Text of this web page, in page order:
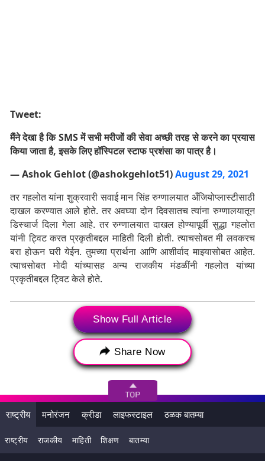
Tweet:
मैंने देखा है कि SMS में सभी मरीजों की सेवा अच्छी तरह से करने का प्रयास
किया जाता है, इसके लिए हॉस्पिटल स्टाफ प्रशंसा का पात्र है।
— Ashok Gehlot (@ashokgehlot51)August 29, 2021
तर गहलोत यांना शुक्रवारी सवाई मान सिंह रुग्णालयात अँजियोप्लास्टीसाठी
दाखल करण्यात आले होते. तर अवघ्या दोन दिवसातच त्यांना रुग्णालयातून
डिस्चार्ज दिला गेला आहे. तर रुग्णालयात दाखल होण्यापूर्वी सुद्धा गहलोत
यांनी ट्विट करत प्रकृतीबद्दल माहिती दिली होती. त्याचसोबत मी लवकरच
बरा होऊन घरी येईन. तुमच्या प्रार्थना आणि आशीर्वाद माझ्यासोबत आहेत.
त्याचसोबत मोदी यांच्यासह अन्य राजकीय मंडळींनी गहलोत यांच्या
प्रकृतीबद्दल ट्विट केले होते.
CM Ashok Gehlot
CM Ashok Gehlot Health Update Rajasthan
अशोक गहलोत हेल्थ अपडेट
राजस्थान मुख्यमंत्री अशोक गहलोत
Show Full Article
Share Now
राष्ट्रीय मनोरंजन क्रीडा लाइफस्टाइल ठळक बातम्या
राष्ट्रीय राजकीय माहिती शिक्षण बातम्या